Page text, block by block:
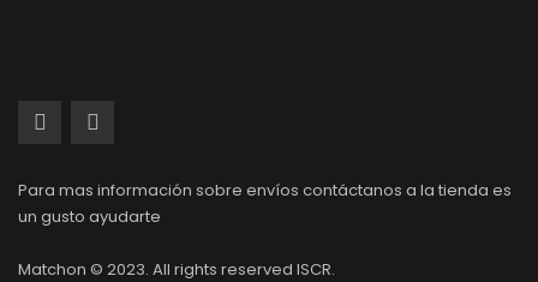
Para mas información sobre envíos contáctanos a la tienda es
un gusto ayudarte
Matchon © 2023. All rights reserved ISCR.